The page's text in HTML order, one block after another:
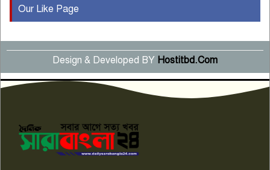
৫
বছর পূর্তি উদযাপন
৬
সংবাদ সম্মেলনে অভিযোগ অস্বীকার
উদ্দেশ্য প্রণোদিত সংবাদ প্রকাশের
প্রতিবাদ নাজির হাসানের
৭
কেটে ঘরে ঢুকে স্কুল শিক্ষিকাকে হত্যা
টয়লেটের ট্যাংকি থেকে লাশ উদ্ধার
Our Like Page
Design & Developed BY Hostitbd.Com